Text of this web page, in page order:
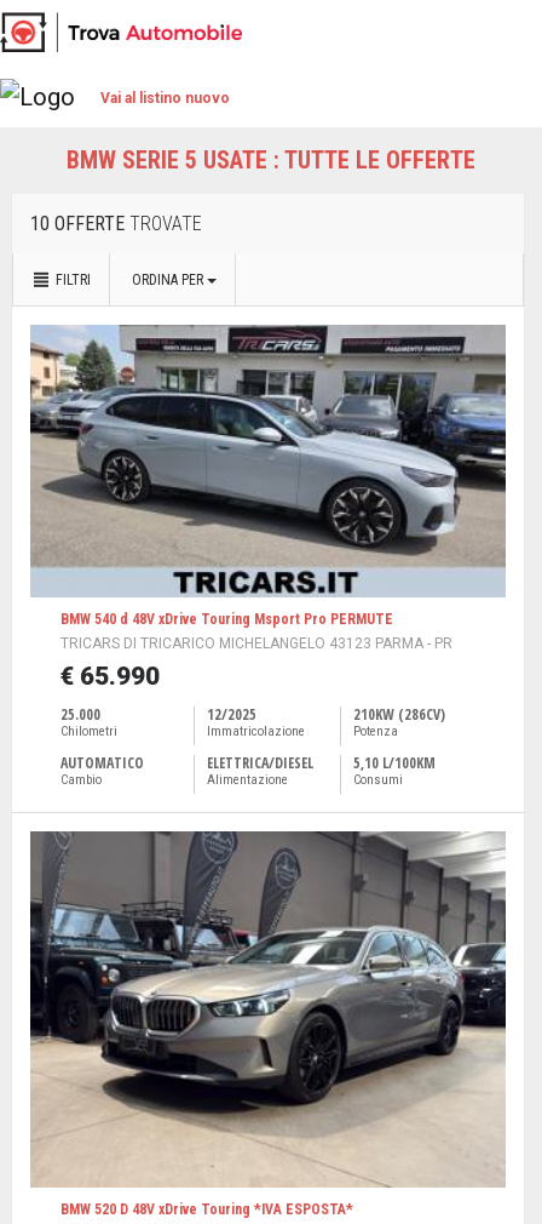
Vai al listino nuovo
BMW SERIE 5 USATE : TUTTE LE OFFERTE
10 OFFERTE TROVATE
FILTRI ORDINA PER
BMW 540 d 48V xDrive Touring Msport Pro PERMUTE
TRICARS DI TRICARICO MICHELANGELO 43123 PARMA - PR
€ 65.990
25.000
Chilometri
12/2025
Immatricolazione
210KW (286CV)
Potenza
AUTOMATICO
Cambio
ELETTRICA/DIESEL
Alimentazione
5,10 L/100KM
Consumi
BMW 520 D 48V xDrive Touring *IVA ESPOSTA*